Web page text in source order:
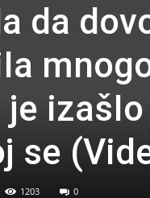
da
se
1203 0